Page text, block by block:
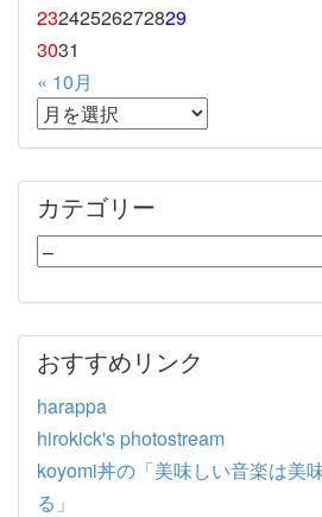
23242526272829
3031
« 10月
カテゴリー
おすすめリンク
harappa
hirokick's photostream
koyomi丼の「美味しい音楽は美
る」